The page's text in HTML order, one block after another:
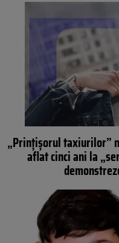
„Prințișorul taxiurilor”
aflat cinci ani la